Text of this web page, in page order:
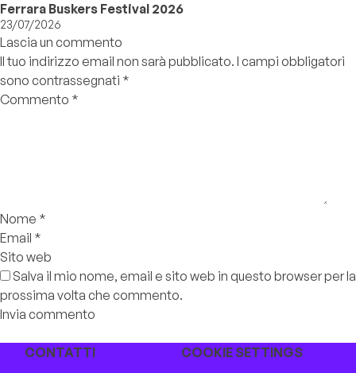
Ferrara Buskers Festival 2026
23/07/2026
Lascia un commento
Il tuo indirizzo email non sarà pubblicato. I campi obbligatori
sono contrassegnati *
Commento *
Nome *
Email *
Sito web
Salva il mio nome, email e sito web in questo browser per la
prossima volta che commento.
CONTATTI
COOKIE SETTINGS